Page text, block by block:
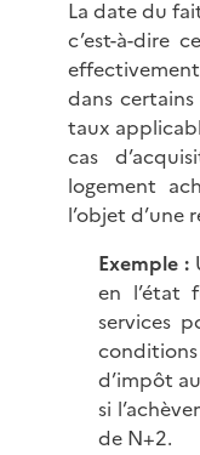
La date du
c’est-à-dire
dans
taux
cas
logement
l’objet d’une
Exemple :
en l’état
services
d’impôt
si
de N+2.